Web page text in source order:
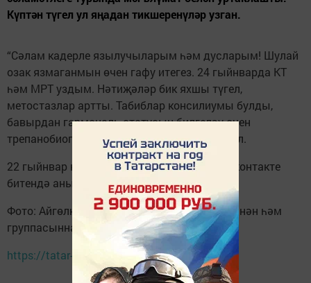
Күптән түгел ул яңадан тикшеренүләр узган.
“Сәлам кадерле язылучыларым һәм дусларым! Шулай
озак язмаганмын өчен гафу итегез. 24 гыйнварда КТ
һәм МРТ уздым. Нәтиҗәләр бик яхшы түгел,
метостазлар артты. Табиблар консилиумы булды,
бавырдан гармональ статусын билгеләү өчен
трепанобиопсия билгеләделәр”, дип язган ул.
22 гыйнвар көнне Айгөлгә 31 яшь тулган. Вконтакте
битендә аны меңгә якын кеше котлаган.
Фото: Айгөлнең Вконтактедагы шәхси битеннән һәм
группасыннан
https://tatar-today.ru